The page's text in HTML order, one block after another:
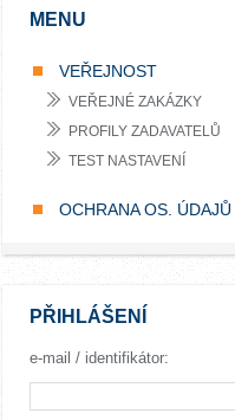
MENU
VEŘEJNOST
VEŘEJNÉ ZAKÁZKY
PROFILY ZADAVATELŮ
TEST NASTAVENÍ
OCHRANA OS. ÚDAJŮ
PŘIHLÁŠENÍ
e-mail / identifikátor: